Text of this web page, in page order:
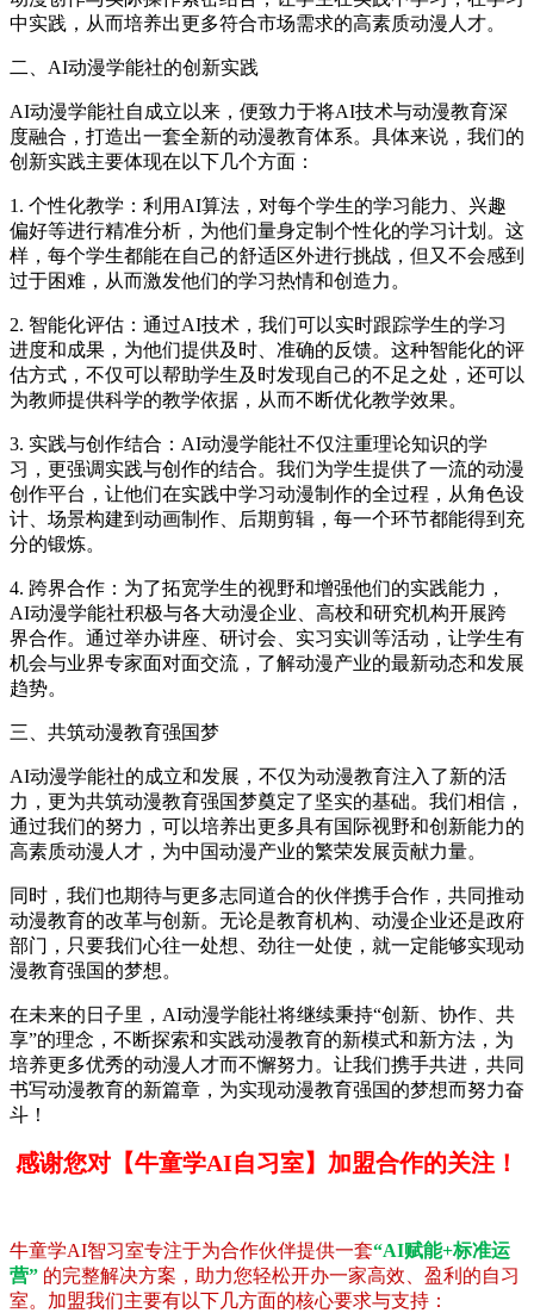
中实践，从而培养出更多符合市场需求的高素质动漫人才。
二、AI动漫学能社的创新实践
AI动漫学能社自成立以来，便致力于将AI技术与动漫教育深
度融合，打造出一套全新的动漫教育体系。具体来说，我们的
创新实践主要体现在以下几个方面：
1. 个性化教学：利用AI算法，对每个学生的学习能力、兴趣
偏好等进行精准分析，为他们量身定制个性化的学习计划。这
样，每个学生都能在自己的舒适区外进行挑战，但又不会感到
过于困难，从而激发他们的学习热情和创造力。
2. 智能化评估：通过AI技术，我们可以实时跟踪学生的学习
进度和成果，为他们提供及时、准确的反馈。这种智能化的评
估方式，不仅可以帮助学生及时发现自己的不足之处，还可以
为教师提供科学的教学依据，从而不断优化教学效果。
3. 实践与创作结合：AI动漫学能社不仅注重理论知识的学
习，更强调实践与创作的结合。我们为学生提供了一流的动漫
创作平台，让他们在实践中学习动漫制作的全过程，从角色设
计、场景构建到动画制作、后期剪辑，每一个环节都能得到充
分的锻炼。
4. 跨界合作：为了拓宽学生的视野和增强他们的实践能力，
AI动漫学能社积极与各大动漫企业、高校和研究机构开展跨
界合作。通过举办讲座、研讨会、实习实训等活动，让学生有
机会与业界专家面对面交流，了解动漫产业的最新动态和发展
趋势。
三、共筑动漫教育强国梦
AI动漫学能社的成立和发展，不仅为动漫教育注入了新的活
力，更为共筑动漫教育强国梦奠定了坚实的基础。我们相信，
通过我们的努力，可以培养出更多具有国际视野和创新能力的
高素质动漫人才，为中国动漫产业的繁荣发展贡献力量。
同时，我们也期待与更多志同道合的伙伴携手合作，共同推动
动漫教育的改革与创新。无论是教育机构、动漫企业还是政府
部门，只要我们心往一处想、劲往一处使，就一定能够实现动
漫教育强国的梦想。
在未来的日子里，AI动漫学能社将继续秉持“创新、协作、共
享”的理念，不断探索和实践动漫教育的新模式和新方法，为
培养更多优秀的动漫人才而不懈努力。让我们携手共进，共同
书写动漫教育的新篇章，为实现动漫教育强国的梦想而努力奋
斗！
感谢您对【牛童学AI自习室】加盟合作的关注！
牛童学AI智习室专注于为合作伙伴提供一套“AI赋能+标准运
营” 的完整解决方案，助力您轻松开办一家高效、盈利的自习
室。加盟我们主要有以下几方面的核心要求与支持：